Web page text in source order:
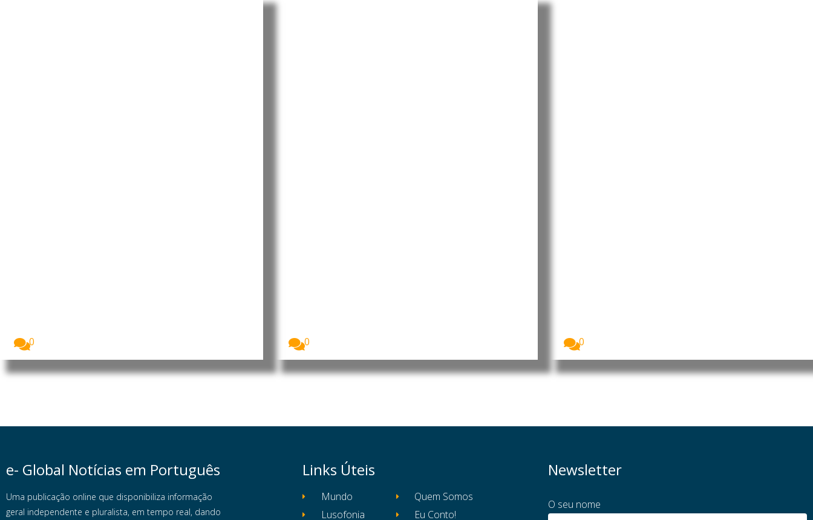
0
0
0
e- Global Notícias em Português
Uma publicação online que disponibiliza informação
geral independente e pluralista, em tempo real, dando
Links Úteis
Mundo
Lusofonia
Quem Somos
Eu Conto!
Newsletter
O seu nome